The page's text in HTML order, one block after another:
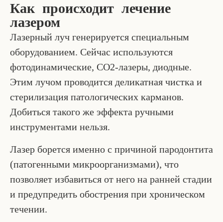
Как происходит лечение
лазером
Лазерный луч генерируется специальным
оборудованием. Сейчас используются
фотодинамические, СО2-лазеры, диодные.
Этим лучом проводится деликатная чистка и
стерилизация патологических карманов.
Добиться такого же эффекта ручными
инструментами нельзя.
Лазер борется именно с причиной пародонтита
(патогенными микроорганизмами), что
позволяет избавиться от него на ранней стадии
и предупредить обострения при хроническом
течении.